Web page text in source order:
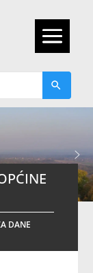
DANE